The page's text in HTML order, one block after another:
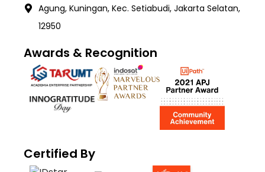
Agung, Kuningan, Kec. Setiabudi, Jakarta Selatan,
12950
Awards & Recognition
Certified By